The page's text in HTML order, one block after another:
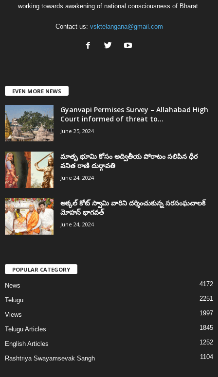
working towards awakening of national consciousness of Bharat.
Contact us: vsktelangana@gmail.com
EVEN MORE NEWS
Gyanvapi Permises Survey – Allahabad High
Court informed of threat to...
June 25, 2024
మాతృ భూమి కోసం అద్వితీయ పోరాటం సలిపిన ధీర
వనిత రాణి దుర్గావతి
June 24, 2024
అక్కల్‌ కోట్‌ స్వామి వారిని దర్శించుకున్న సరసంఘచాలక్
మోహన్ భాగవత్
June 24, 2024
POPULAR CATEGORY
News 4172
Telugu 2251
Views 1997
Telugu Articles 1845
English Articles 1252
Rashtriya Swayamsevak Sangh 1104